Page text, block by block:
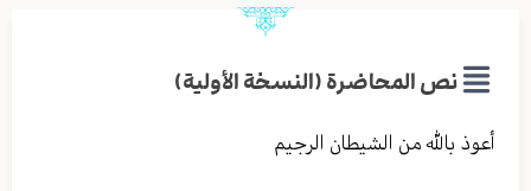
نص المحاضرة (النسخة الأولية)
أعوذ بالله من الشيطان الرجيم